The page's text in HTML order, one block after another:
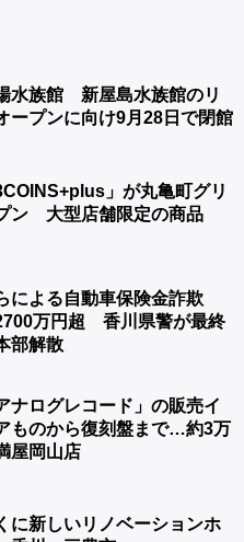
水族館 新屋島水族館のリ
ープンに向け9月28日で閉館
」が丸亀町グリ
ン 大型店舗限定の商品
による自動車保険金詐欺
万円超 香川県警が最終
部解散
ナログレコード」の販売イ
のから復刻盤まで…約3万
屋岡山店
に新しいリノベーションホ